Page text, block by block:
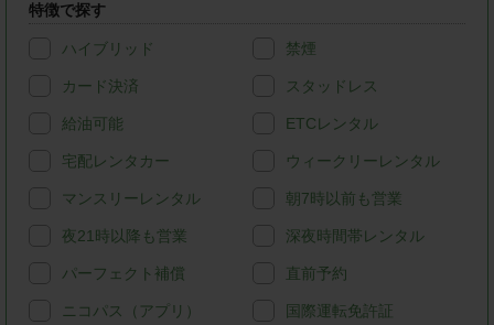
特徴で探す
ハイブリッド 禁煙
カード決済 スタッドレス
給油可能 ETCレンタル
宅配レンタカー ウィークリーレンタル
マンスリーレンタル 朝7時以前も営業
夜21時以降も営業 深夜時間帯レンタル
パーフェクト補償 直前予約
ニコパス（アプリ） 国際運転免許証